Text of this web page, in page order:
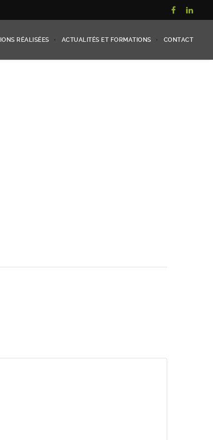
RÉALISÉES ACTUALITÉS ET FORMATIONS CONTACT